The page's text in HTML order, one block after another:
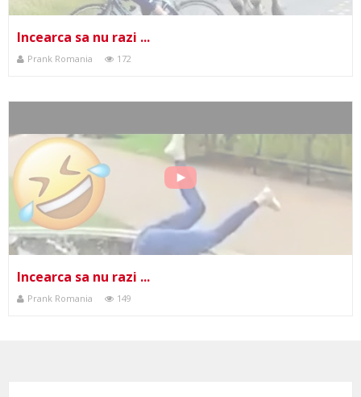
Incearca sa nu razi ...
Prank Romania 172
Incearca sa nu razi ...
Prank Romania 149